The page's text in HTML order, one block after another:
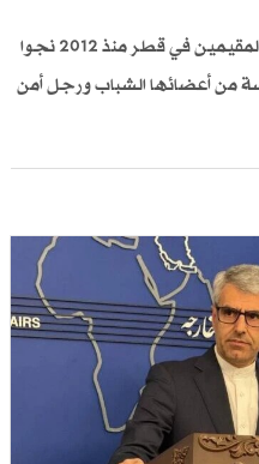
وأكدت حماس أن قادتها السياسيين المقيمين في قطر منذ 2012 نجوا
من أعضائها الشباب ورجل أمن